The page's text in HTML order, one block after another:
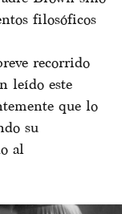
filosóficos
recorrido
leído este
que lo
su
al